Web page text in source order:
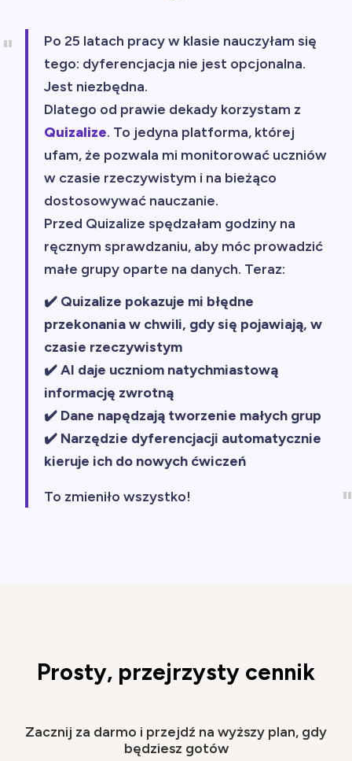
Po 25 latach pracy w klasie nauczyłam się
tego: dyferencjacja nie jest opcjonalna.
Jest niezbędna.
Dlatego od prawie dekady korzystam z
Quizalize. To jedyna platforma, której
ufam, że pozwala mi monitorować uczniów
w czasie rzeczywistym i na bieżąco
dostosowywać nauczanie.
Przed Quizalize spędzałam godziny na
ręcznym sprawdzaniu, aby móc prowadzić
małe grupy oparte na danych. Teraz:
✔️ Quizalize pokazuje mi błędne
przekonania w chwili, gdy się pojawiają, w
czasie rzeczywistym
✔️ AI daje uczniom natychmiastową
informację zwrotną
✔️ Dane napędzają tworzenie małych grup
✔️ Narzędzie dyferencjacji automatycznie
kieruje ich do nowych ćwiczeń
To zmieniło wszystko!
Prosty, przejrzysty cennik
Zacznij za darmo i przejdź na wyższy plan, gdy
będziesz gotów